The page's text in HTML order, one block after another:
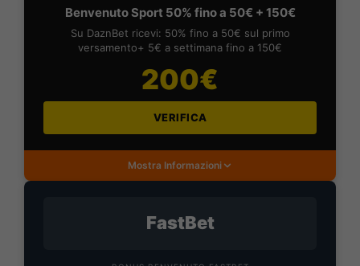
Benvenuto Sport 50% fino a 50€ + 150€
Su DaznBet ricevi: 50% fino a 50€ sul primo
versamento+ 5€ a settimana fino a 150€
200€
VERIFICA
Mostra Informazioni
FastBet